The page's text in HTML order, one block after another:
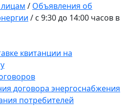
/ Объявления об
/ с 9:30 до 14:00 часов в
квитанции на
договора энергоснабжения
потребителей